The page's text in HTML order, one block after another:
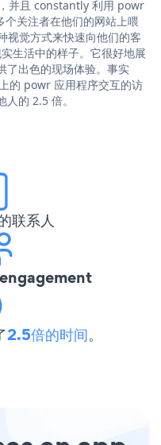
并且 constantly 利用 powr
关注者在他们的网站上喂
觉方式来快速向他们的客
生活中的样子。它很好地展
了出色的现场体验。事实
的 powr 应用程序交互的访
的 2.5 倍。
联系人
2.5倍的时间。